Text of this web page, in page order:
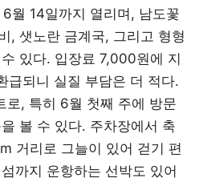
월 14일까지 열리며, 남도꽃
, 샛노란 금계국, 그리고 형형
있다. 입장료 7,000원에 지
급되니 실질 부담은 더 적다.
로, 특히 6월 첫째 주에 방문
볼 수 있다. 주차장에서 축
거리로 그늘이 있어 걷기 편
까지 운항하는 선박도 있어